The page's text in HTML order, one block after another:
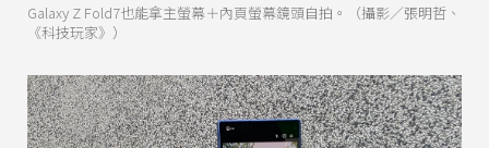
Galaxy Z Fold7也能拿主螢幕＋內頁螢幕鏡頭自拍。（攝影／張明哲、
《科技玩家》）